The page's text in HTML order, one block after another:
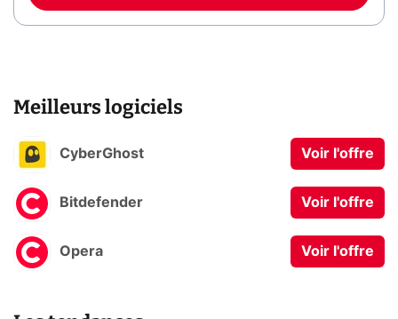
Meilleurs logiciels
CyberGhost Voir l'offre
Bitdefender Voir l'offre
Opera Voir l'offre